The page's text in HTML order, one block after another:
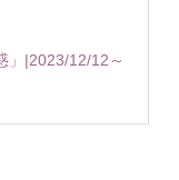
」|2023/12/12～